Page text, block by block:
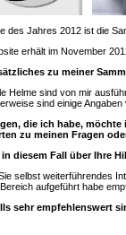
des Jahres 2012 ist die
erhält im November
zu meiner
Helme sind von mir
sind einige
die ich habe,
zu meinen Fragen
diesem Fall über Ihre
selbst weiterführendes
aufgeführt habe
sehr empfehlenswert